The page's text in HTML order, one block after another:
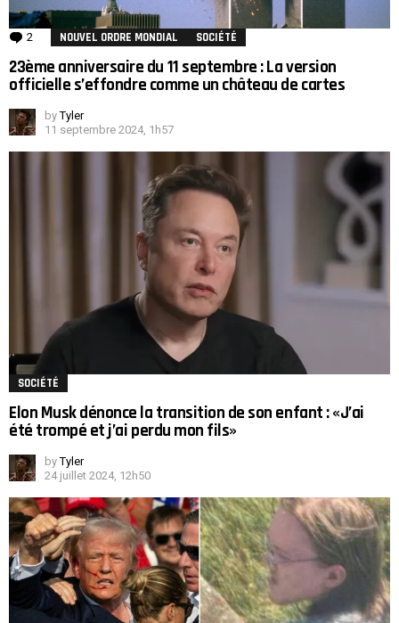
2 Comments
NOUVEL ORDRE MONDIAL SOCIÉTÉ
23ème anniversaire du 11 septembre : La version
officielle s’effondre comme un château de cartes
by Tyler
11 septembre 2024, 1h57
SOCIÉTÉ
Elon Musk dénonce la transition de son enfant : «J’ai
été trompé et j’ai perdu mon fils»
by Tyler
24 juillet 2024, 12h50